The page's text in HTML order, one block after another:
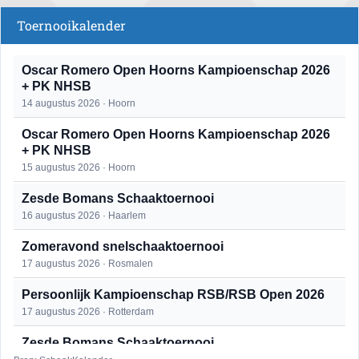
Toernooikalender
Oscar Romero Open Hoorns Kampioenschap 2026
+ PK NHSB
14 augustus 2026 · Hoorn
Oscar Romero Open Hoorns Kampioenschap 2026
+ PK NHSB
15 augustus 2026 · Hoorn
Zesde Bomans Schaaktoernooi
16 augustus 2026 · Haarlem
Zomeravond snelschaaktoernooi
17 augustus 2026 · Rosmalen
Persoonlijk Kampioenschap RSB/RSB Open 2026
17 augustus 2026 · Rotterdam
Zesde Bomans Schaaktoernooi